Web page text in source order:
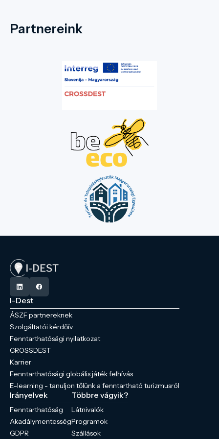
Partnereink
I-Dest
ÁSZF partnereknek
Szolgáltatói kérdőív
Fenntarthatósági nyilatkozat
CROSSDEST
Karrier
Fenntarthatósági globális játék felhívás
E-learning - tanuljon tőlünk a fenntartható turizmusról
Irányelvek
Fenntarthatóság
Akadálymentesség
GDPR
Többre vágyik?
Látnivalók
Programok
Szállások